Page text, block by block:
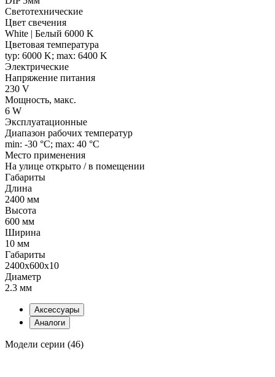
Светотехнические
Цвет свечения
White | Белый 6000 K
Цветовая температура
typ: 6000 K; max: 6400 K
Электрические
Напряжение питания
230 V
Мощность, макс.
6 W
Эксплуатационные
Диапазон рабочих температур
min: -30 °C; max: 40 °C
Место применения
На улице открыто / в помещении
Габариты
Длина
2400 мм
Высота
600 мм
Ширина
10 мм
Габариты
2400x600x10
Диаметр
2.3 мм
Аксессуары
Аналоги
Модели серии (46)